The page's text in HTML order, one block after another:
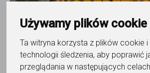
Używamy plików cookie
Ta witryna korzysta z plików cookie i
technologii śledzenia, aby poprawić
przeglądania w następujących
Do ulubionych
Oznacz wystąpienie kontaktu